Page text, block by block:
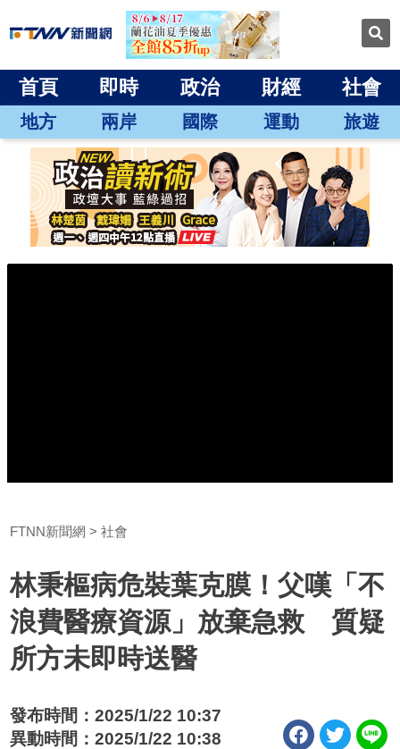
首頁 即時 政治 財經 社會
地方 兩岸 國際 運動 旅遊
FTNN新聞網 社會
林秉樞病危裝葉克膜！父嘆「不
浪費醫療資源」放棄急救 質疑
所方未即時送醫
發布時間：2025/1/22 10:37
異動時間：2025/1/22 10:38